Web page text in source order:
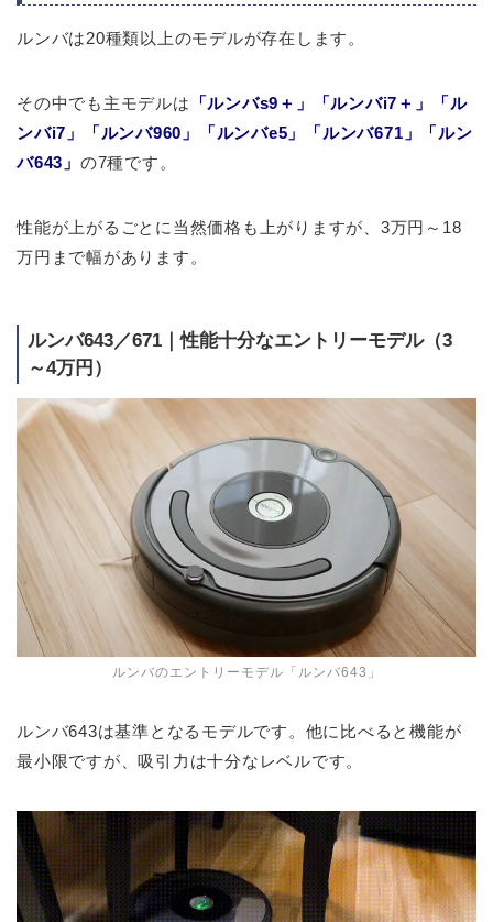
ルンバは20種類以上のモデルが存在します。
その中でも主モデルは 「ルンバs9＋」
「ルンバi7＋」「ル
ンバi7」「ルンバ960」「ルンバe5」「ルンバ671」「ルン
バ643」 の7種です。
性能が上がるごとに当然価格も上がりますが、3万円～18
万円まで幅があります。
ルンバ643／671｜性能十分なエントリーモデル（3
～4万円）
ルンバのエントリーモデル「ルンバ643」
ルンバ643は基準となるモデルです。他に比べると機能が
最小限ですが、吸引力は十分なレベルです。